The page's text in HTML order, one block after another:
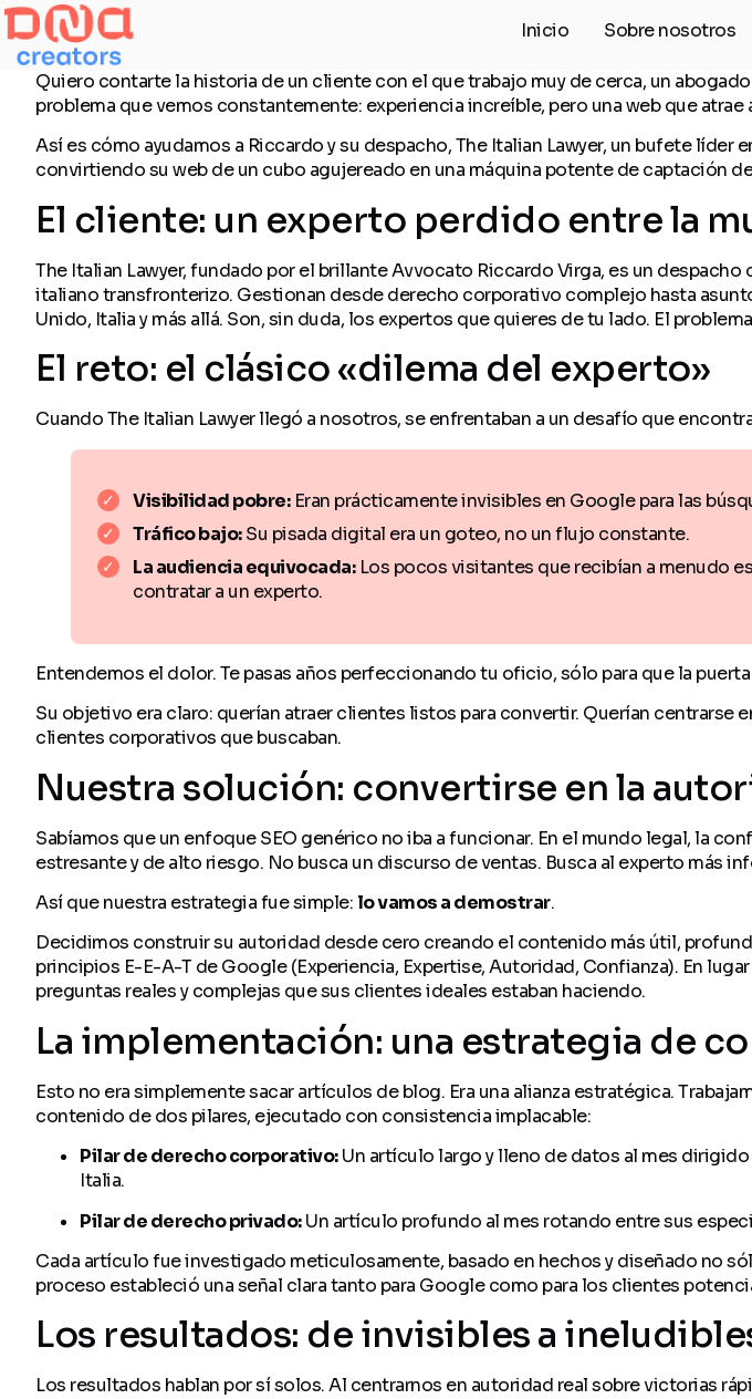
Inicio Sobre nosotros
Quiero contarte la historia de un cliente con el que trabajo muy de cerca, un
problema que vemos constantemente: experiencia increíble, pero una web que
Así es cómo ayudamos a Riccardo y su despacho, The Italian Lawyer, un bufete
convirtiendo su web de un cubo agujereado en una máquina potente de captación
El cliente: un experto perdido entre la
The Italian Lawyer, fundado por el brillante Avvocato Riccardo Virga, es un
italiano transfronterizo. Gestionan desde derecho corporativo complejo hasta
Unido, Italia y más allá. Son, sin duda, los expertos que quieres de tu lado. El
El reto: el clásico «dilema del experto»
Cuando The Italian Lawyer llegó a nosotros, se enfrentaban a un desafío que
Visibilidad pobre:Eran prácticamente invisibles en Google para las
Tráfico bajo:Su pisada digital era un goteo, no un flujo constante.
La audiencia equivocada:Los pocos visitantes que recibían a menudo
contratar a un experto.
Entendemos el dolor. Te pasas años perfeccionando tu oficio, sólo para que la
Su objetivo era claro: querían atraer clientes listos para convertir. Querían centrarse
clientes corporativos que buscaban.
Nuestra solución: convertirse en la
Sabíamos que un enfoque SEO genérico no iba a funcionar. En el mundo legal, la
estresante y de alto riesgo. No busca un discurso de ventas. Busca al experto más
Así que nuestra estrategia fue simple: lo vamos a demostrar.
Decidimos construir su autoridad desde cero creando el contenido más útil,
principios E-E-A-T de Google (Experiencia, Expertise, Autoridad, Confianza). En
preguntas reales y complejas que sus clientes ideales estaban haciendo.
La implementación: una estrategia de
Esto no era simplemente sacar artículos de blog. Era una alianza estratégica.
contenido de dos pilares, ejecutado con consistencia implacable:
Pilar de derecho corporativo:Un artículo largo y lleno de datos al mes
Italia.
Pilar de derecho privado:Un artículo profundo al mes rotando entre sus
Cada artículo fue investigado meticulosamente, basado en hechos y diseñado no
proceso estableció una señal clara tanto para Google como para los clientes
Los resultados: de invisibles a
Los resultados hablan por sí solos. Al centrarnos en autoridad real sobre victorias